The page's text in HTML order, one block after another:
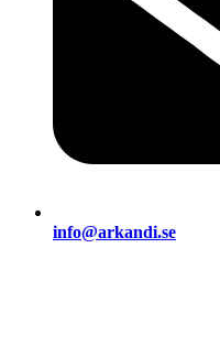
info@arkandi.se